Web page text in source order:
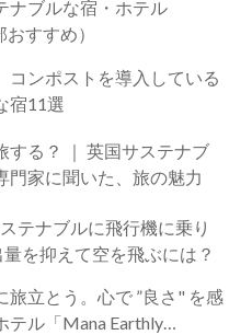
ナブルな宿・ホテル
おすすめ）
コンポストを導入している
宿11選
サステナブ
門家に聞いた、旅の魅力
テナブルに飛行機に乗り
を抑えて空を飛ぶには？
旅立とう。心で ”良さ" を感
テル「Mana Earthly